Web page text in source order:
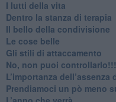
I lutti della vita
​Dentro la stanza di terapia
​Il bello della condivisione
Le cose belle
​Gli stili di attaccamento
No, non puoi controllarlo!!!
​L’importanza dell’assenza
​Prendiamoci un pò meno